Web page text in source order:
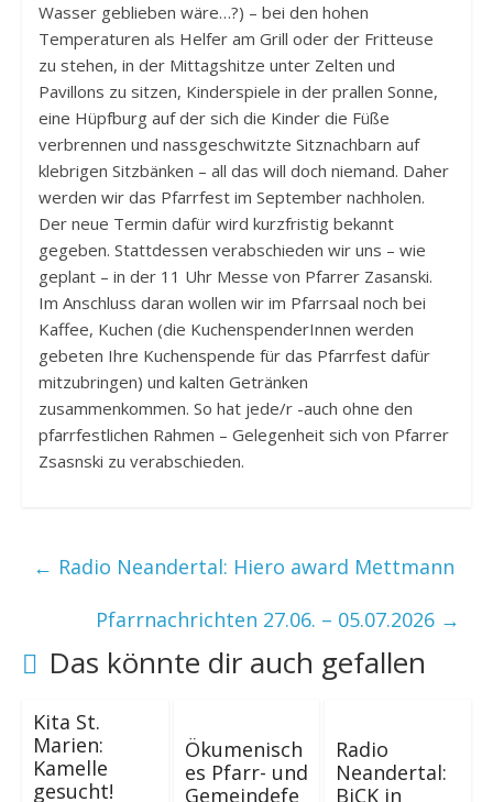
Wasser geblieben wäre…?) – bei den hohen
Temperaturen als Helfer am Grill oder der Fritteuse
zu stehen, in der Mittagshitze unter Zelten und
Pavillons zu sitzen, Kinderspiele in der prallen Sonne,
eine Hüpfburg auf der sich die Kinder die Füße
verbrennen und nassgeschwitzte Sitznachbarn auf
klebrigen Sitzbänken – all das will doch niemand. Daher
werden wir das Pfarrfest im September nachholen.
Der neue Termin dafür wird kurzfristig bekannt
gegeben. Stattdessen verabschieden wir uns – wie
geplant – in der 11 Uhr Messe von Pfarrer Zasanski.
Im Anschluss daran wollen wir im Pfarrsaal noch bei
Kaffee, Kuchen (die KuchenspenderInnen werden
gebeten Ihre Kuchenspende für das Pfarrfest dafür
mitzubringen) und kalten Getränken
zusammenkommen. So hat jede/r -auch ohne den
pfarrfestlichen Rahmen – Gelegenheit sich von Pfarrer
Zsasnski zu verabschieden.
← Radio Neandertal: Hiero award Mettmann
Pfarrnachrichten 27.06. – 05.07.2026 →
Das könnte dir auch gefallen
Kita St.
Marien:
Kamelle
gesucht!
Ökumenisch
es Pfarr- und
Gemeindefe
Radio
Neandertal:
BiCK in